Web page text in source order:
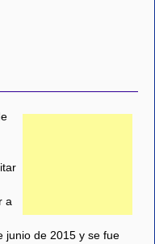
a
junio de 2015 y se fue